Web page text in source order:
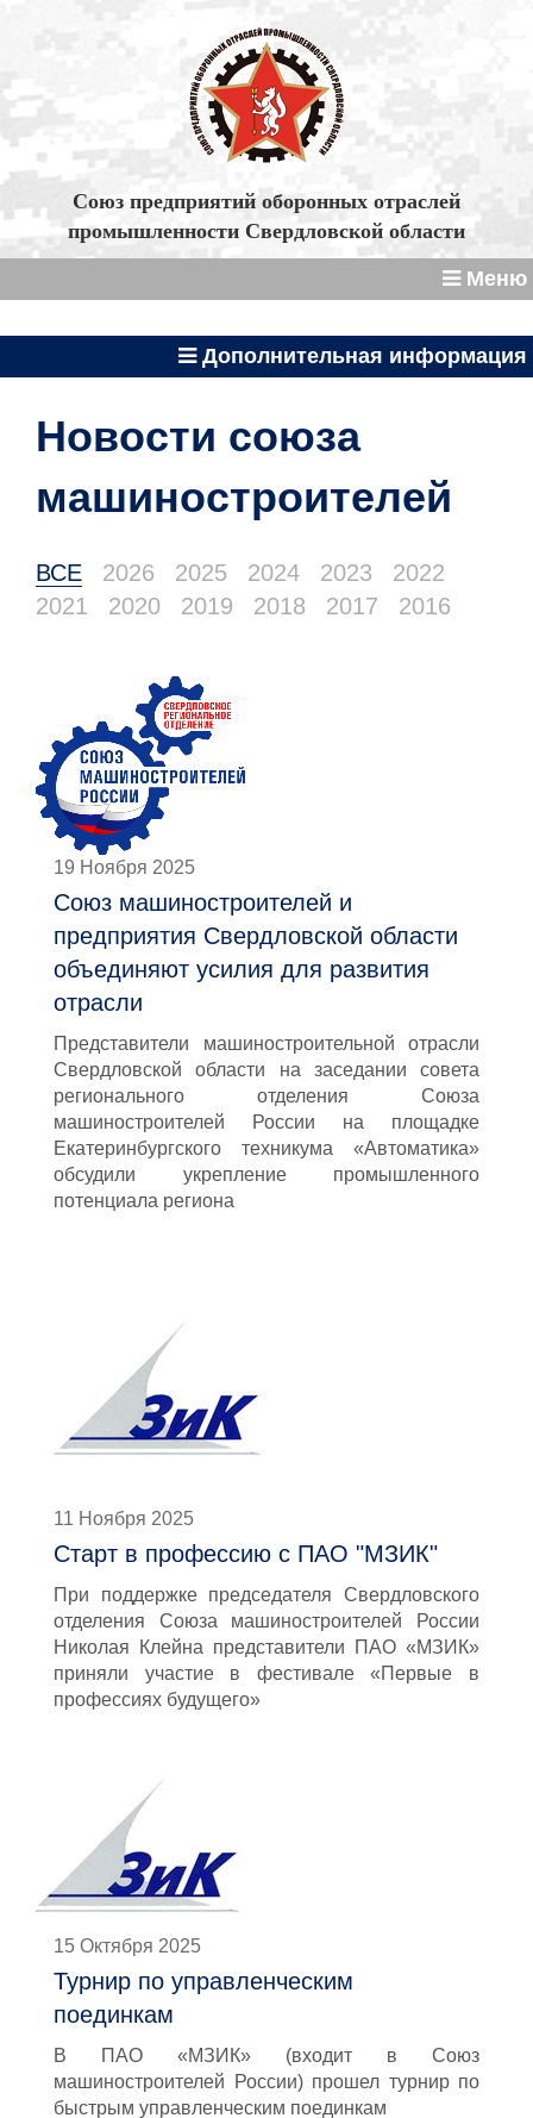
Союз предприятий оборонных отраслей
промышленности Свердловской области
Меню
Дополнительная информация
Новости союза
машиностроителей
ВСЕ 2026 2025 2024 2023
2022
2021
2020 2019 2018 2017 2016
19 Ноября 2025
Союз машиностроителей и
предприятия Свердловской области
объединяют усилия для развития
отрасли
Представители машиностроительной отрасли
Свердловской области на заседании совета
регионального отделения Союза
машиностроителей России на площадке
Екатеринбургского техникума «Автоматика»
обсудили укрепление промышленного
потенциала региона
11 Ноября 2025
Старт в профессию с ПАО "МЗИК"
При поддержке председателя Свердловского
отделения Союза машиностроителей России
Николая Клейна представители ПАО «МЗИК»
приняли участие в фестивале «Первые в
профессиях будущего»
15 Октября 2025
Турнир по управленческим
поединкам
В ПАО «МЗИК» (входит в Союз
машиностроителей России) прошел турнир по
быстрым управленческим поединкам